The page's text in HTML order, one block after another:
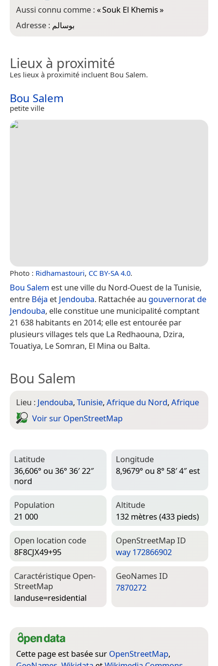
Aussi connu comme :«Souk El Khemis»
Adresse : بوسالم
Lieux à proximité
Les lieux à proximité incluent Bou Salem.
Bou Salem
petite ville
Photo : Ridhamastouri, CC BY-SA 4.0.
Bou Salem est une ville du Nord-Ouest de la Tunisie,
entre Béja et Jendouba. Rattachée au gouvernorat de
Jendouba, elle constitue une municipalité comptant
21 638 habitants en 2014; elle est entourée par
plusieurs villages tels que La Redhaouna, Dzira,
Touatiya, Le Somran, El Mina ou Balta.
Bou Salem
Lieu : Jendouba, Tunisie, Afrique du Nord, Afrique
Voir sur Open­Street­Map
Latitude
36,606° ou 36° 36′ 22″
nord
Longitude
8,9679° ou 8° 58′ 4″ est
Population
21 000
Altitude
132 mètres (433 pieds)
Open location code
8F8CJX49+95
Open­Street­Map ID
way 172866902
Caractéristique Open­
Street­Map
landuse=­residential
Geo­Names ID
7870272
Cette page est basée sur OpenStreetMap,